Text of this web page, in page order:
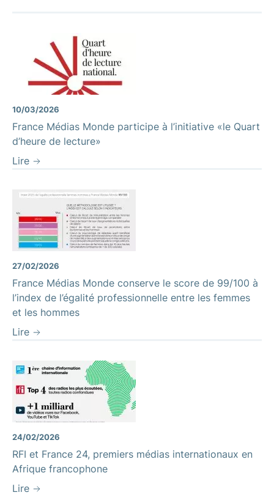
10/03/2026
France Médias Monde participe à l’initiative «le Quart
d’heure de lecture»
Lire
27/02/2026
France Médias Monde conserve le score de 99/100 à
l’index de l’égalité professionnelle entre les femmes
et les hommes
Lire
24/02/2026
RFI et France 24, premiers médias internationaux en
Afrique francophone
Lire